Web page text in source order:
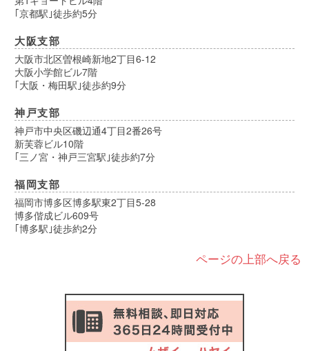
｢京都駅｣徒歩約5分
大阪支部
大阪市北区曽根崎新地2丁目6-12
大阪小学館ビル7階
｢大阪・梅田駅｣徒歩約9分
神戸支部
神戸市中央区磯辺通4丁目2番26号
新芙蓉ビル10階
｢三ノ宮・神戸三宮駅｣徒歩約7分
福岡支部
福岡市博多区博多駅東2丁目5-28
博多偕成ビル609号
｢博多駅｣徒歩約2分
ページの上部へ戻る